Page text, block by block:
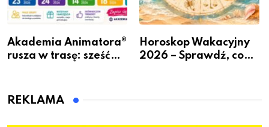
Akademia Animatora®
rusza w trasę: sześć
przed jesienią
Horoskop Wakacyjny
2026 – Sprawdź, co
REKLAMA